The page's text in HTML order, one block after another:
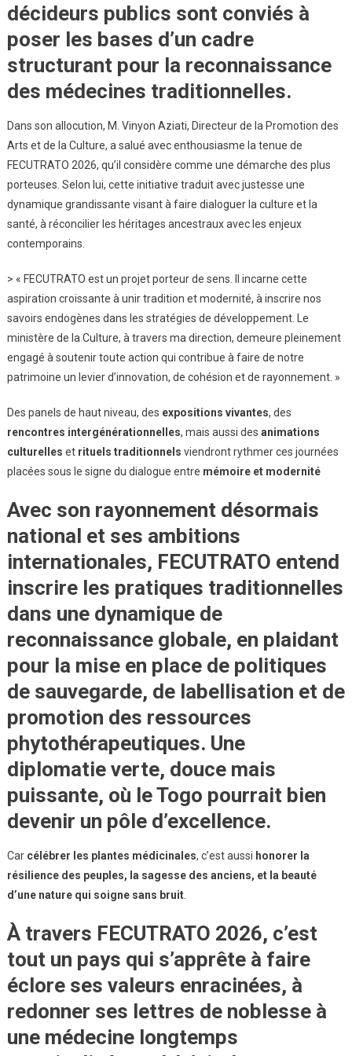
décideurs publics sont conviés à
poser les bases d’un cadre
structurant pour la reconnaissance
des médecines traditionnelles.
Dans son allocution, M. Vinyon Aziati, Directeur de la Promotion des
Arts et de la Culture, a salué avec enthousiasme la tenue de
FECUTRATO 2026, qu’il considère comme une démarche des plus
porteuses. Selon lui, cette initiative traduit avec justesse une
dynamique grandissante visant à faire dialoguer la culture et la
santé, à réconcilier les héritages ancestraux avec les enjeux
contemporains.
> « FECUTRATO est un projet porteur de sens. Il incarne cette
aspiration croissante à unir tradition et modernité, à inscrire nos
savoirs endogènes dans les stratégies de développement. Le
ministère de la Culture, à travers ma direction, demeure pleinement
engagé à soutenir toute action qui contribue à faire de notre
patrimoine un levier d’innovation, de cohésion et de rayonnement. »
Des panels de haut niveau, des expositions vivantes, des
rencontres intergénérationnelles, mais aussi des animations
culturelles et rituels traditionnels viendront rythmer ces journées
placées sous le signe du dialogue entre mémoire et modernité
Avec son rayonnement désormais
national et ses ambitions
internationales, FECUTRATO entend
inscrire les pratiques traditionnelles
dans une dynamique de
reconnaissance globale, en plaidant
pour la mise en place de politiques
de sauvegarde, de labellisation et de
promotion des ressources
phytothérapeutiques. Une
diplomatie verte, douce mais
puissante, où le Togo pourrait bien
devenir un pôle d’excellence.
Car célébrer les plantes médicinales, c’est aussi honorer la
résilience des peuples, la sagesse des anciens, et la beauté
d’une nature qui soigne sans bruit.
À travers FECUTRATO 2026, c’est
tout un pays qui s’apprête à faire
éclore ses valeurs enracinées, à
redonner ses lettres de noblesse à
une médecine longtemps